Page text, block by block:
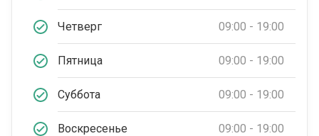
Четверг 09:00 - 19:00
Пятница 09:00 - 19:00
Суббота 09:00 - 19:00
Воскресенье 09:00 - 19:00